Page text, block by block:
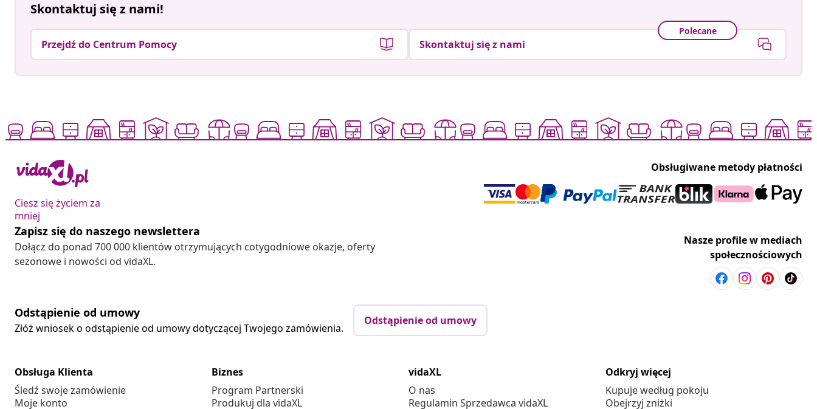
Skontaktuj się z nami!
Przejdź do Centrum Pomocy
Polecane
Skontaktuj się z nami
Ciesz się życiem za
mniej
Obsługiwane metody płatności
Zapisz się do naszego newslettera
Dołącz do ponad 700 000 klientów otrzymujących cotygodniowe okazje, oferty
sezonowe i nowości od vidaXL.
Nasze profile w mediach
społecznościowych
Odstąpienie od umowy
Złóż wniosek o odstąpienie od umowy dotyczącej Twojego zamówienia.
Odstąpienie od umowy
Obsługa Klienta
Śledź swoje zamówienie
Moje konto
Biznes
Program Partnerski
Produkuj dla vidaXL
vidaXL
O nas
Regulamin Sprzedawca vidaXL
Odkryj więcej
Kupuje według pokoju
Obejrzyj zniżki